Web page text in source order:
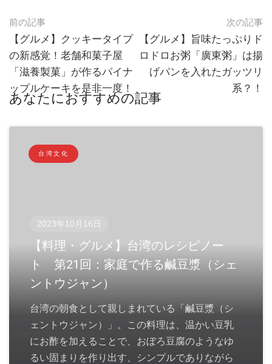
前の記事
【グルメ】クッキータイプ
の新感覚！老舗和菓子屋
「滋養製菓」が作るパイナ
ップルケーキを是非一度！
次の記事
【グルメ】旨味たっぷりド
ロドロお粥「廣東粥」は揚
げパンを入れたガッツリ
系？！
あなたにおすすめの記事
台湾文化
2023年10月16日
【料理・グルメ】台湾のレシピノー
ト 第21回：家庭で作る鹹豆漿（シェ
ントウジャン）
台湾の朝食として親しまれている「鹹豆漿（シ
ェントウジャン）」。この料理は、温かい豆乳
にお酢を加えることで、おぼろ豆腐のようなゆ
るい固まりを作り出す、シンプルでありながら